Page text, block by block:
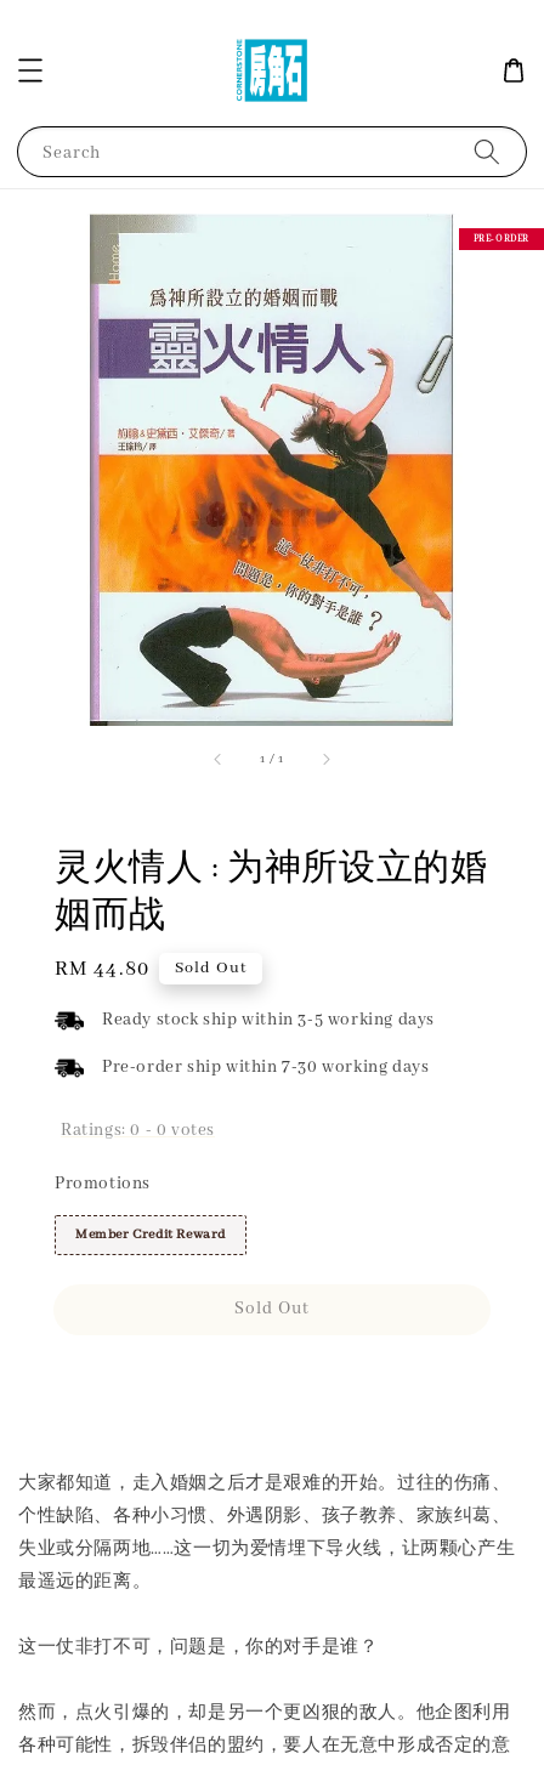
Search
1 /1
PRE-ORDER
灵火情人 : 为神所设立的婚
姻而战
Regular
RM 44.80 Sold Out
Ready stock ship within 3-5 working days
Pre-order ship within 7-30 working days
Ratings:0 - 0 votes
Promotions
Member Credit Reward
Sold Out
大家都知道，走入婚姻之后才是艰难的开始。过往的伤痛、
个性缺陷、各种小习惯、外遇阴影、孩子教养、家族纠葛、
失业或分隔两地……这一切为爱情埋下导火线，让两颗心产生
最遥远的距离。
这一仗非打不可，问题是，你的对手是谁？
然而，点火引爆的，却是另一个更凶狠的敌人。他企图利用
各种可能性，拆毁伴侣的盟约，要人在无意中形成否定的意